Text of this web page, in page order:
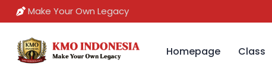
Make Your Own Legacy
Homepage Class